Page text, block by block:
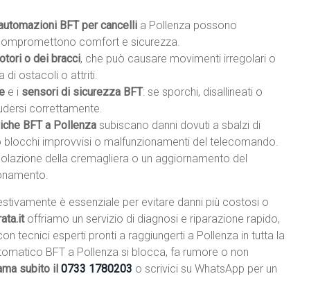
BFT per cancelli a Pollenza possono
comfort e sicurezza.
o dei bracci, che può causare movimenti irregolari o
di ostacoli o attriti.
e i sensori di sicurezza BFT: se sporchi, disallineati o
correttamente.
BFT a Pollenza subiscano danni dovuti a sbalzi di
improvvisi o malfunzionamenti del telecomando.
della cremagliera o un aggiornamento del
è essenziale per evitare danni più costosi o
offriamo un servizio di diagnosi e riparazione rapido,
tecnici esperti pronti a raggiungerti a Pollenza in tutta la
BFT a Pollenza si blocca, fa rumore o non
subito il 0733 1780203 o scrivici su WhatsApp per un